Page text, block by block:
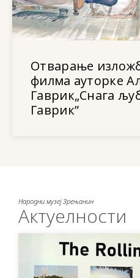
Отварање
филма ауторке
Гаврик„Снага
Гаврик”
Народни музеј Зрењанин
Актуелности